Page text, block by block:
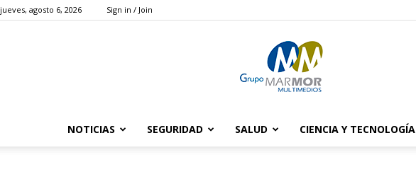
jueves, agosto 6, 2026 Sign in / Join
NOTICIAS SEGURIDAD SALUD CIENCIA Y TECNOLOGÍA